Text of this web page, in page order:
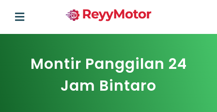
Montir Panggilan 24
Jam Bintaro